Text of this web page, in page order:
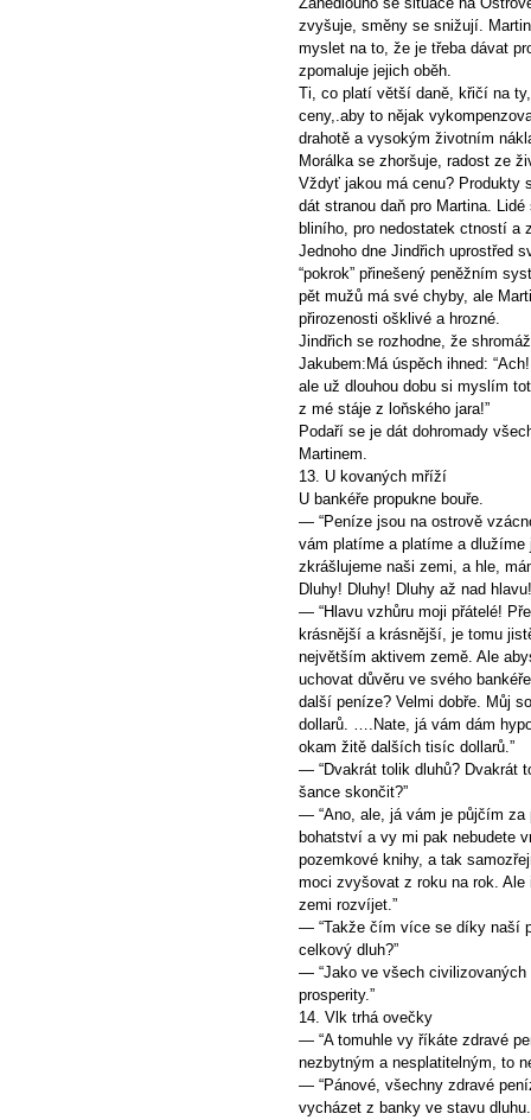
zvyšuje, směny se snižují.
myslet na to, že je třeba dávat
zpomaluje jejich oběh.
Ti, co platí větší daně, křičí na
ceny,.aby to nějak
drahotě a vysokým životním
Morálka se zhoršuje, radost ze
Vždyť jakou má cenu? Produkty
dát stranou daň pro Martina.
bliního, pro nedostatek ctností a
Jednoho dne Jindřich uprostřed
“pokrok” přinešený peněžním
pět mužů má své chyby, ale
přirozenosti ošklivé a hrozné.
Jindřich se rozhodne, že
Jakubem:Má úspěch ihned:
ale už dlouhou dobu si myslím
z mé stáje z loňského jara!”
Podaří se je dát dohromady
Martinem.
13. U kovaných mříží
U bankéře propukne bouře.
— “Peníze jsou na ostrově
vám platíme a platíme a
zkrášlujeme naši zemi, a hle,
Dluhy! Dluhy! Dluhy až nad
— “Hlavu vzhůru moji přátelé!
krásnější a krásnější, je tomu
největším aktivem země. Ale
uchovat důvěru ve svého
další peníze? Velmi dobře. Můj
dollarů. ….Nate, já vám dám
okam žitě dalších tisíc dollarů.”
— “Dvakrát tolik dluhů? Dvakrát
šance skončit?”
— “Ano, ale, já vám je půjčím
bohatství a vy mi pak nebudete
pozemkové knihy, a tak
moci zvyšovat z roku na rok.
zemi rozvíjet.”
— “Takže čím více se díky naší
celkový dluh?”
— “Jako ve všech civilizovaných
prosperity.”
14. Vlk trhá ovečky
— “A tomuhle vy říkáte zdravé
nezbytným a nesplatitelným, to
— “Pánové, všechny zdravé
vycházet z banky ve stavu